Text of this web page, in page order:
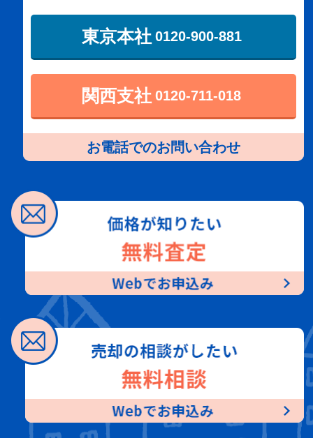
東京本社 0120-900-881
関西支社 0120-711-018
お電話でのお問い合わせ